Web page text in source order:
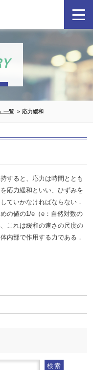
一覧 応力緩和
すると、応力は時間ととも
応力緩和といい、ひずみを
ていかなければならない．
の値の1/e（e：自然対数の
これは緩和の速さの尺度の
内部で作用する力である．
検索